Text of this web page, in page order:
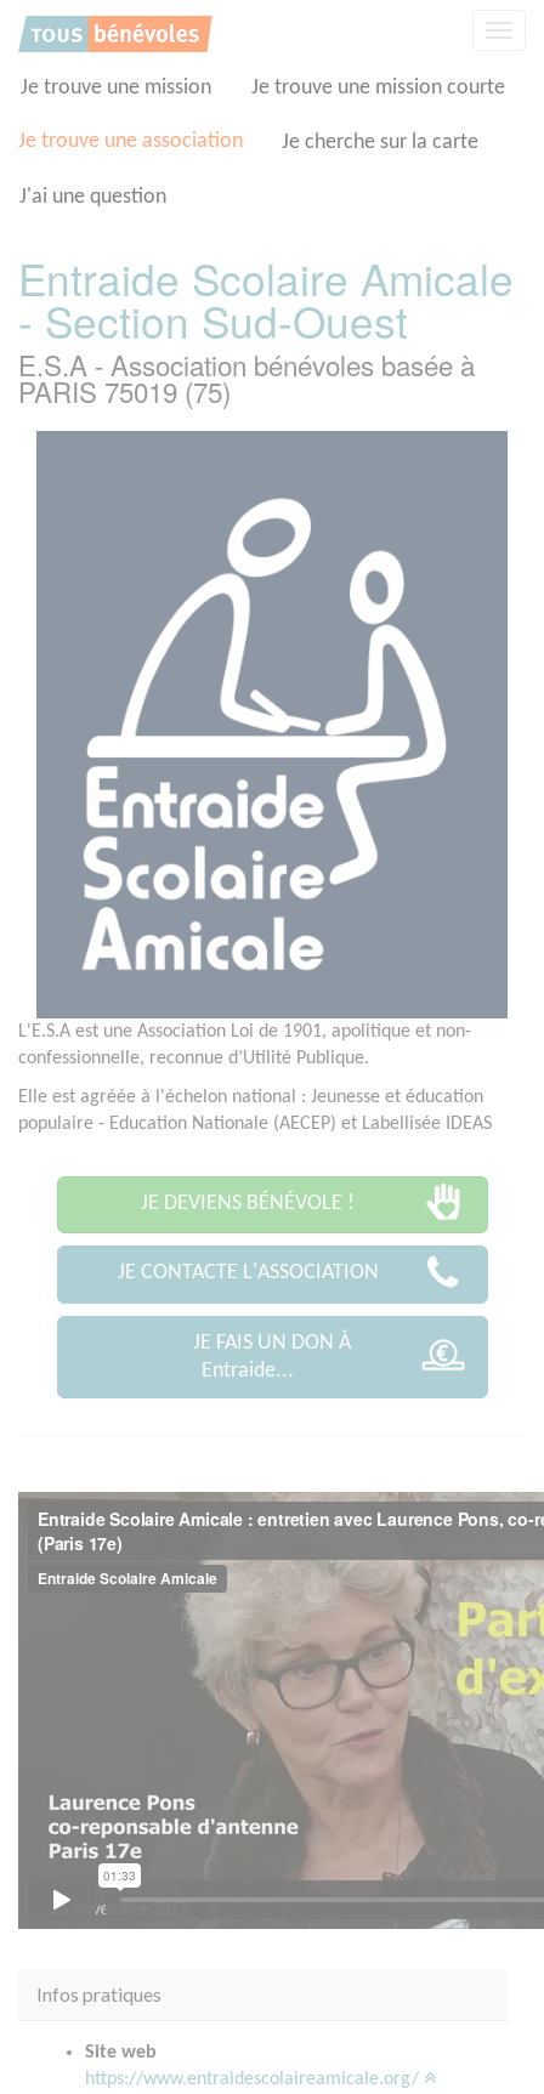
Je trouve une mission Je trouve une mission courte
Je trouve une association Je cherche sur la carte
J'ai une question
Entraide Scolaire Amicale
- Section Sud-Ouest
E.S.A - Association bénévoles basée à
PARIS 75019 (75)
L'E.S.A est une Association Loi de 1901, apolitique et non-
confessionnelle, reconnue d’Utilité Publique.
Elle est agréée à l'échelon national : Jeunesse et éducation
populaire - Education Nationale (AECEP) et Labellisée IDEAS
JE DEVIENS BÉNÉVOLE !
JE CONTACTE L'ASSOCIATION
JE FAIS UN DON À
Entraide...
Infos pratiques
Site web
https://www.entraidescolaireamicale.org/
Panneau de gestion des cookies